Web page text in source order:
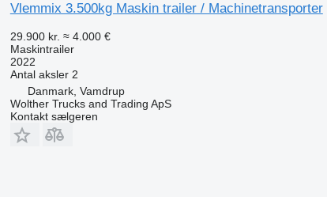
Vlemmix 3.500kg Maskin trailer / Machinetransporter
29.900 kr. ≈ 4.000 €
Maskintrailer
2022
Antal aksler 2
Danmark, Vamdrup
Wolther Trucks and Trading ApS
Kontakt sælgeren